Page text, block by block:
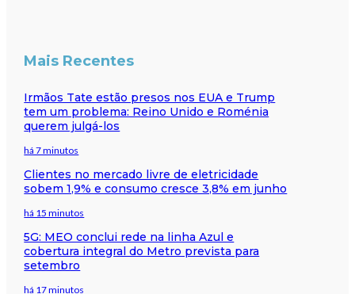
Mais Recentes
Irmãos Tate estão presos nos EUA e Trump
tem um problema: Reino Unido e Roménia
querem julgá-los
há 7 minutos
Clientes no mercado livre de eletricidade
sobem 1,9% e consumo cresce 3,8% em junho
há 15 minutos
5G: MEO conclui rede na linha Azul e
cobertura integral do Metro prevista para
setembro
há 17 minutos